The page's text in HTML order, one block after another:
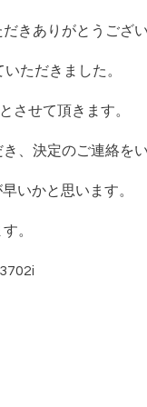
きありがとうござい
ただきました。
させて頂きます。
、決定のご連絡を
いかと思います。
。